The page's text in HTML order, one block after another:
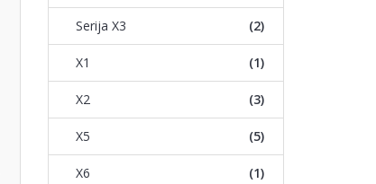
Serija X3 (2)
X1 (1)
X2 (3)
X5 (5)
X6 (1)